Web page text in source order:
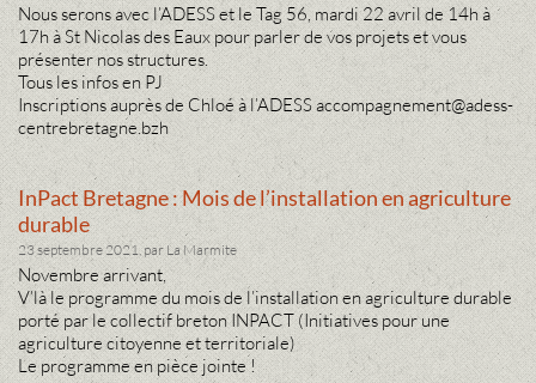
Nous serons avec l’ADESS et le Tag 56, mardi 22 avril de 14h à
17h à St Nicolas des Eaux pour parler de vos projets et vous
présenter nos structures.
Tous les infos en PJ
Inscriptions auprès de Chloé à l’ADESS accompagnement@adess-
centrebretagne.bzh
InPact Bretagne : Mois de l’installation en agriculture
durable
23 septembre 2021, par La Marmite
Novembre arrivant,
V’là le programme du mois de l’installation en agriculture durable
porté par le collectif breton INPACT (Initiatives pour une
agriculture citoyenne et territoriale)
Le programme en pièce jointe !